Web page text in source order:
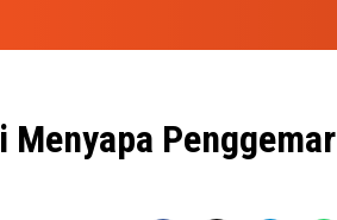
Menyapa Penggemar